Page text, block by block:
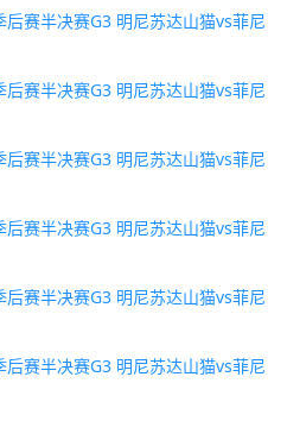
赛半决赛G3 明尼苏达山猫vs菲尼
赛半决赛G3 明尼苏达山猫vs菲尼
赛半决赛G3 明尼苏达山猫vs菲尼
赛半决赛G3 明尼苏达山猫vs菲尼
赛半决赛G3 明尼苏达山猫vs菲尼
赛半决赛G3 明尼苏达山猫vs菲尼